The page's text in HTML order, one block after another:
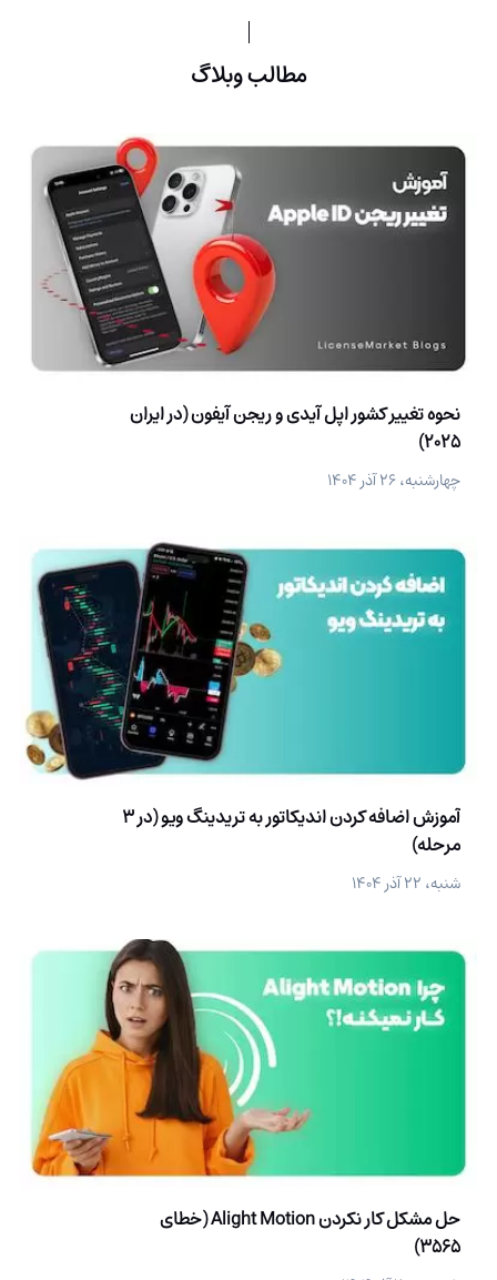
مطالب وبلاگ
نحوه تغییر کشور اپل آیدی و ریجن آیفون (در ایران
2025)
چهارشنبه، ۲۶ آذر ۱۴۰۴
آموزش اضافه کردن اندیکاتور به تریدینگ ویو (در 3
مرحله)
شنبه، ۲۲ آذر ۱۴۰۴
حل مشکل کار نکردن Alight Motion (خطای
3565)